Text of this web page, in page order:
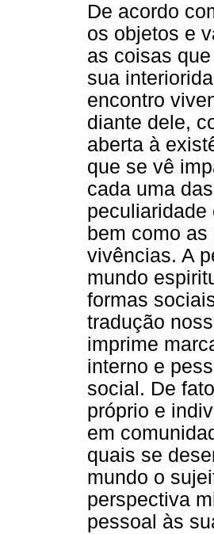
De acordo
os objetos e
as coisas
sua
encontro
diante dele,
aberta à
que se vê
cada uma
peculiaridade
bem como
vivências. A
mundo
formas
tradução
imprime
interno e
social. De
próprio e
em
quais se
mundo o
perspectiva
pessoal às